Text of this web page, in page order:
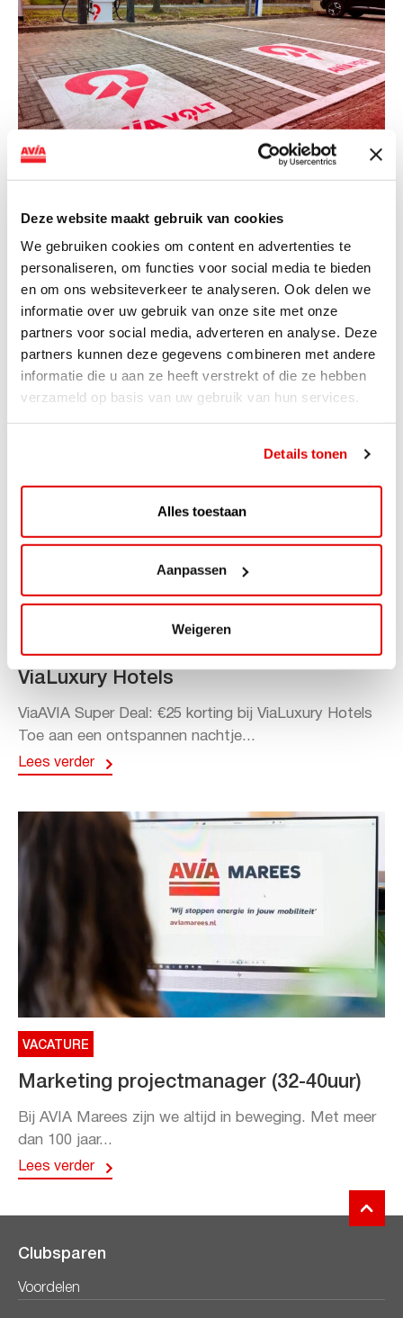
Deze website maakt gebruik van cookies
We gebruiken cookies om content en advertenties te
personaliseren, om functies voor social media te bieden
en om ons websiteverkeer te analyseren. Ook delen we
informatie over uw gebruik van onze site met onze
partners voor social media, adverteren en analyse. Deze
partners kunnen deze gegevens combineren met andere
informatie die u aan ze heeft verstrekt of die ze hebben
verzameld op basis van uw gebruik van hun services.
Details tonen
Alles toestaan
Aanpassen
Weigeren
NIEUWS
landelijke uitrol van DC-
snellaadinfrastructuur
AVIA VOLT en Fletcher Hotels starten landelijke uitrol
van DC-snellaadinfrastructuur AVIA VOLT en...
Lees verder
ViaAVIA Super Deal: 20% korting bij
ViaLuxury Hotels
ViaAVIA Super Deal: €25 korting bij ViaLuxury Hotels
Toe aan een ontspannen nachtje...
Lees verder
VACATURE
Marketing projectmanager (32-40uur)
Bij AVIA Marees zijn we altijd in beweging. Met meer
dan 100 jaar...
Lees verder
Clubsparen
Voordelen